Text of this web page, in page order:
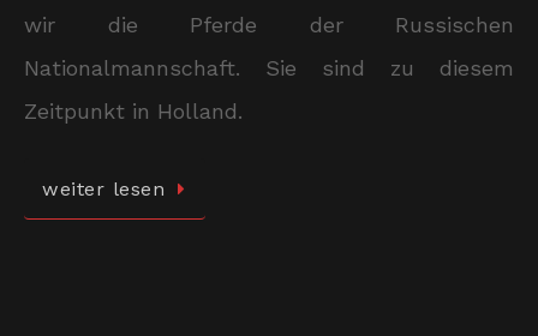
wir die Pferde der Russischen
Nationalmannschaft. Sie sind zu diesem
Zeitpunkt in Holland.
weiter lesen